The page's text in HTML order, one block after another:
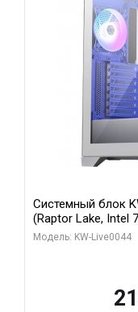
Системный блок
(Raptor Lake, Intel
модуля)/ Gigabyte
Модель: KW-Live0044